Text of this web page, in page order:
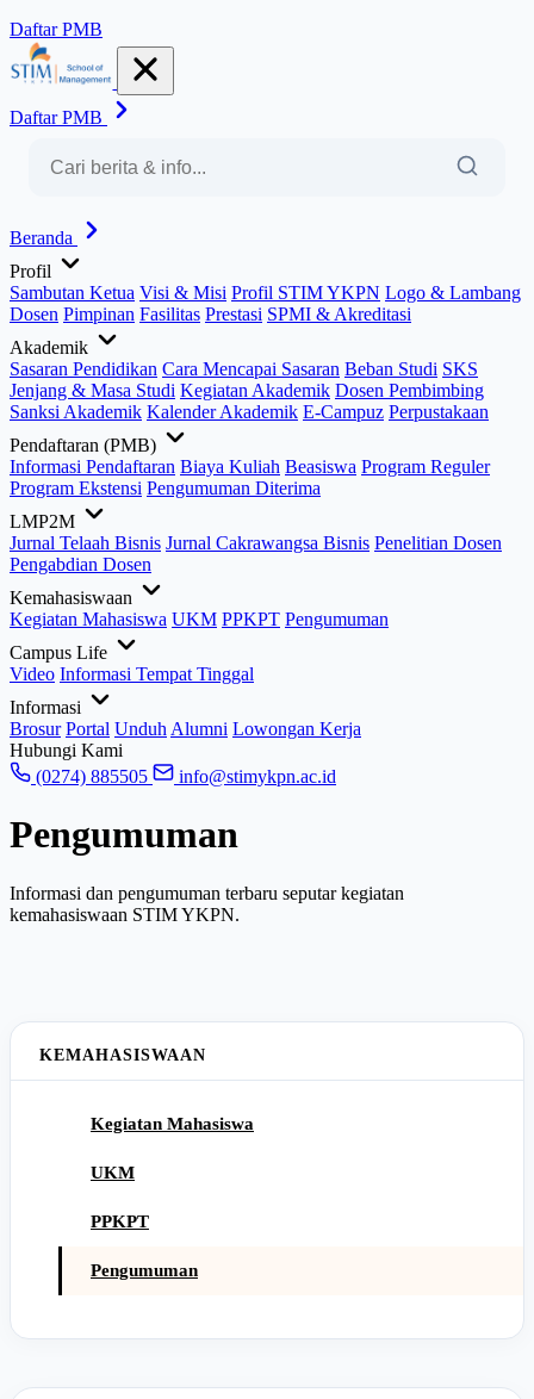
Daftar PMB
Daftar PMB
Beranda
Profil
Sambutan Ketua Visi & Misi Profil STIM YKPN Logo & Lambang
Dosen Pimpinan Fasilitas Prestasi SPMI & Akreditasi
Akademik
Sasaran Pendidikan Cara Mencapai Sasaran Beban Studi SKS
Jenjang & Masa Studi Kegiatan Akademik Dosen Pembimbing
Sanksi Akademik Kalender Akademik E-Campuz Perpustakaan
Pendaftaran (PMB)
Informasi Pendaftaran Biaya Kuliah Beasiswa Program Reguler
Program Ekstensi Pengumuman Diterima
LMP2M
Jurnal Telaah Bisnis Jurnal Cakrawangsa Bisnis Penelitian Dosen
Pengabdian Dosen
Kemahasiswaan
Kegiatan Mahasiswa UKM PPKPT Pengumuman
Campus Life
Video Informasi Tempat Tinggal
Informasi
Brosur Portal Unduh Alumni Lowongan Kerja
Hubungi Kami
(0274) 885505
info@stimykpn.ac.id
Pengumuman
Informasi dan pengumuman terbaru seputar kegiatan
kemahasiswaan STIM YKPN.
KEMAHASISWAAN
Kegiatan Mahasiswa
UKM
PPKPT
Pengumuman